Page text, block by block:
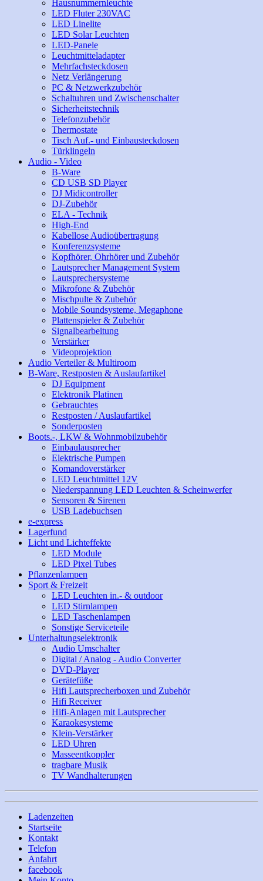
Hausnummernleuchte
LED Fluter 230VAC
LED Linelite
LED Solar Leuchten
LED-Panele
Leuchtmitteladapter
Mehrfachsteckdosen
Netz Verlängerung
PC & Netzwerkzubehör
Schaltuhren und Zwischenschalter
Sicherheitstechnik
Telefonzubehör
Thermostate
Tisch Auf.- und Einbausteckdosen
Türklingeln
Audio - Video
B-Ware
CD USB SD Player
DJ Midicontroller
DJ-Zubehör
ELA - Technik
High-End
Kabellose Audioübertragung
Konferenzsysteme
Kopfhörer, Ohrhörer und Zubehör
Lautsprecher Management System
Lautsprechersysteme
Mikrofone & Zubehör
Mischpulte & Zubehör
Mobile Soundsysteme, Megaphone
Plattenspieler & Zubehör
Signalbearbeitung
Verstärker
Videoprojektion
Audio Verteiler & Multiroom
B-Ware, Restposten & Auslaufartikel
DJ Equipment
Elektronik Platinen
Gebrauchtes
Restposten / Auslaufartikel
Sonderposten
Boots.-, LKW & Wohnmobilzubehör
Einbaulausprecher
Elektrische Pumpen
Komandoverstärker
LED Leuchtmittel 12V
Niederspannung LED Leuchten & Scheinwerfer
Sensoren & Sirenen
USB Ladebuchsen
e-express
Lagerfund
Licht und Lichteffekte
LED Module
LED Pixel Tubes
Pflanzenlampen
Sport & Freizeit
LED Leuchten in.- & outdoor
LED Stirnlampen
LED Taschenlampen
Sonstige Serviceteile
Unterhaltungselektronik
Audio Umschalter
Digital / Analog - Audio Converter
DVD-Player
Gerätefüße
Hifi Lautsprecherboxen und Zubehör
Hifi Receiver
Hifi-Anlagen mit Lautsprecher
Karaokesysteme
Klein-Verstärker
LED Uhren
Masseentkoppler
tragbare Musik
TV Wandhalterungen
Ladenzeiten
Startseite
Kontakt
Telefon
Anfahrt
facebook